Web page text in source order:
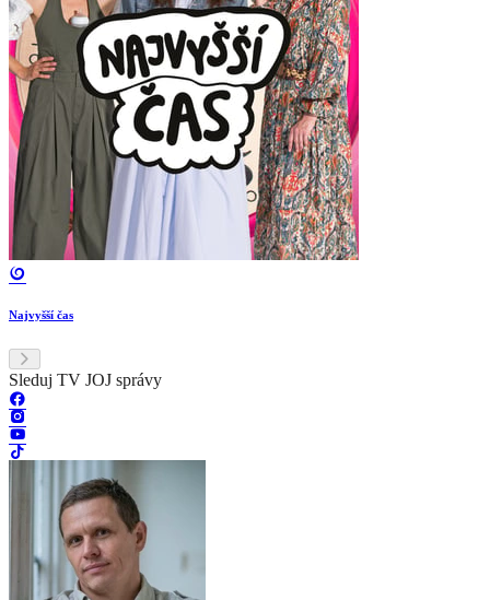
Najvyšší čas
Sleduj TV JOJ správy